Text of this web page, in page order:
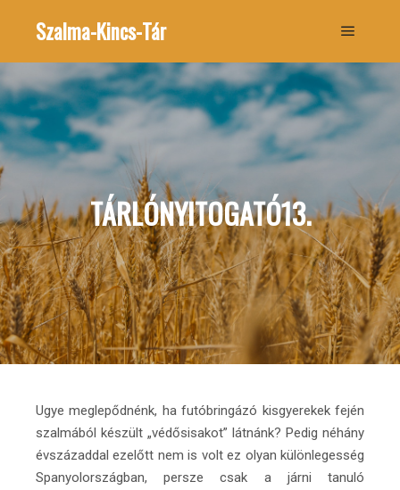
Szalma-Kincs-Tár
TÁRLÓNYITOGATÓ13.
Ugye meglepődnénk, ha futóbringázó kisgyerekek fején
szalmából készült „védősisakot” látnánk? Pedig néhány
évszázaddal ezelőtt nem is volt ez olyan különlegesség
Spanyolországban, persze csak a járni tanuló